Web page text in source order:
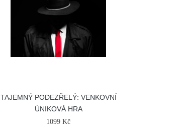
TAJEMNÝ PODEZŘELÝ: VENKOVNÍ
ÚNIKOVÁ HRA
1099 Kč